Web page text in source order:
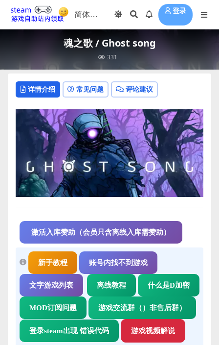
登录
魂之歌 / Ghost song
331
详情介绍 常见问题 评论建议
激活入库赞助（会员只含离线入库需赞助）
新手教程 账号内找不到游戏
文字游戏列表 离线教程 什么是D加密
MOD订阅问题 游戏交流群（）非售后群）
登录steam出现 错误代码 游戏视频解说